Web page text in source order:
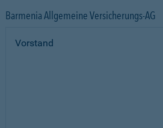
Barmenia Allgemeine Versicherungs-AG
Vorstand